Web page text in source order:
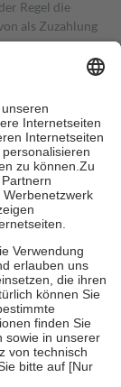
Regel die
als Zuzahlung
von zehn
die tatsächlichen
Apotheken.
die
je
Gesundheit zu
unterstützen,
Lebensjahr
die von der